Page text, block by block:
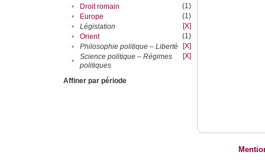
•
Droit romain
(1)
•
Europe
(1)
•
Législation
[X]
•
Orient
(1)
•
Philosophie politique – Liberté
[X]
•
Science politique – Régimes
politiques
[X]
Affiner par période